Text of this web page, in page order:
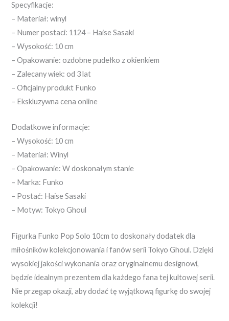
Specyfikacje:
– Materiał: winyl
– Numer postaci: 1124 – Haise Sasaki
– Wysokość: 10 cm
– Opakowanie: ozdobne pudełko z okienkiem
– Zalecany wiek: od 3 lat
– Oficjalny produkt Funko
– Ekskluzywna cena online
Dodatkowe informacje:
– Wysokość: 10 cm
– Materiał: Winyl
– Opakowanie: W doskonałym stanie
– Marka: Funko
– Postać: Haise Sasaki
– Motyw: Tokyo Ghoul
Figurka Funko Pop Solo 10cm to doskonały dodatek dla
miłośników kolekcjonowania i fanów serii Tokyo Ghoul. Dzięki
wysokiej jakości wykonania oraz oryginalnemu designowi,
będzie idealnym prezentem dla każdego fana tej kultowej serii.
Nie przegap okazji, aby dodać tę wyjątkową figurkę do swojej
kolekcji!